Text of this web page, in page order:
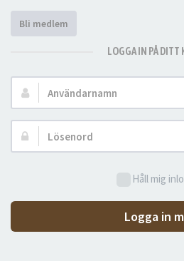
Bli medlem
LOGGA IN PÅ DITT
Användarnamn:
Lösenord:
Håll mig
Logga in